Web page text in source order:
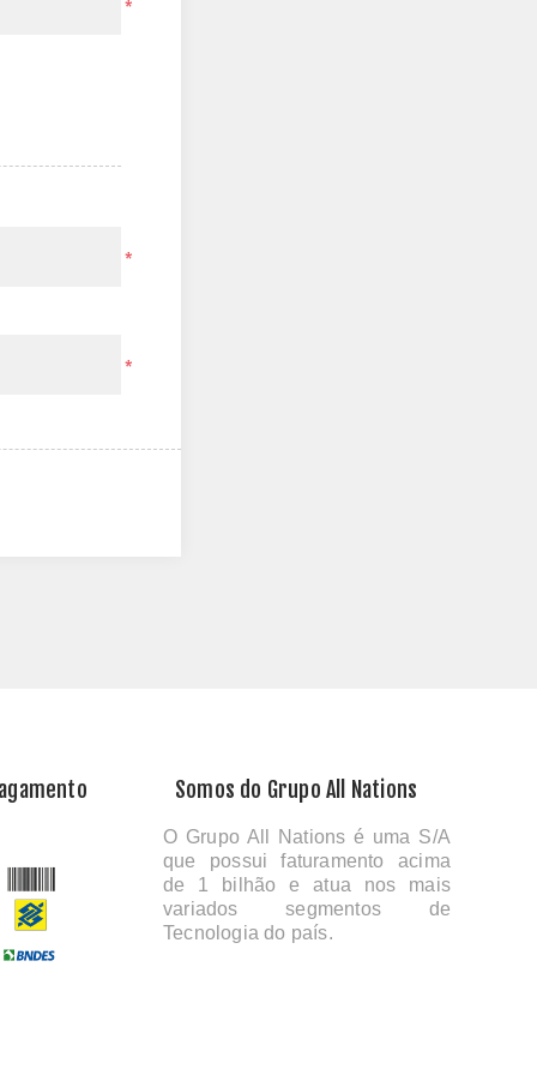
*
*
*
Somos do Grupo All Nations
O Grupo All Nations é uma S/A
que possui faturamento acima
de 1 bilhão e atua nos mais
variados segmentos de
Tecnologia do país.